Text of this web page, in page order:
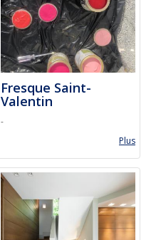
Fresque Saint-
Valentin
-
Plus